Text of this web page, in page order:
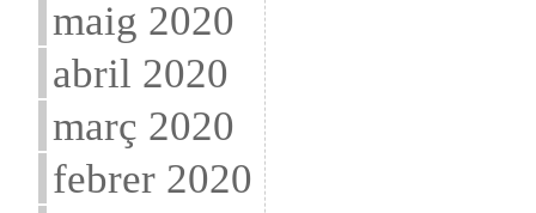
maig 2020
abril 2020
març 2020
febrer 2020